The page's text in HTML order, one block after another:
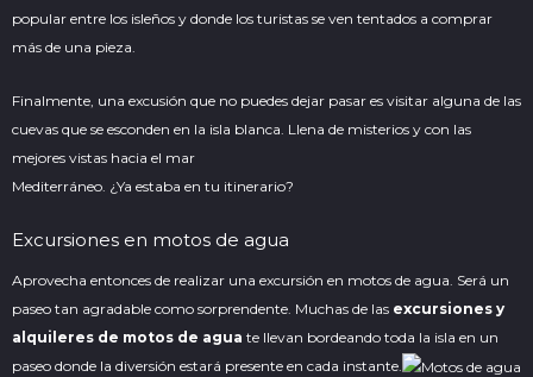
popular entre los isleños y donde los turistas se ven tentados a comprar
más de una pieza.
Finalmente, una excusión que no puedes dejar pasar es visitar alguna de las
cuevas que se esconden en la isla blanca. Llena de misterios y con las
mejores vistas hacia el mar
Mediterráneo. ¿Ya estaba en tu itinerario?
Excursiones en motos de agua
Aprovecha entonces de realizar una excursión en motos de agua. Será un
paseo tan agradable como sorprendente. Muchas de las excursiones y
alquileres de motos de agua te llevan bordeando toda la isla en un
paseo donde la diversión estará presente en cada instante.